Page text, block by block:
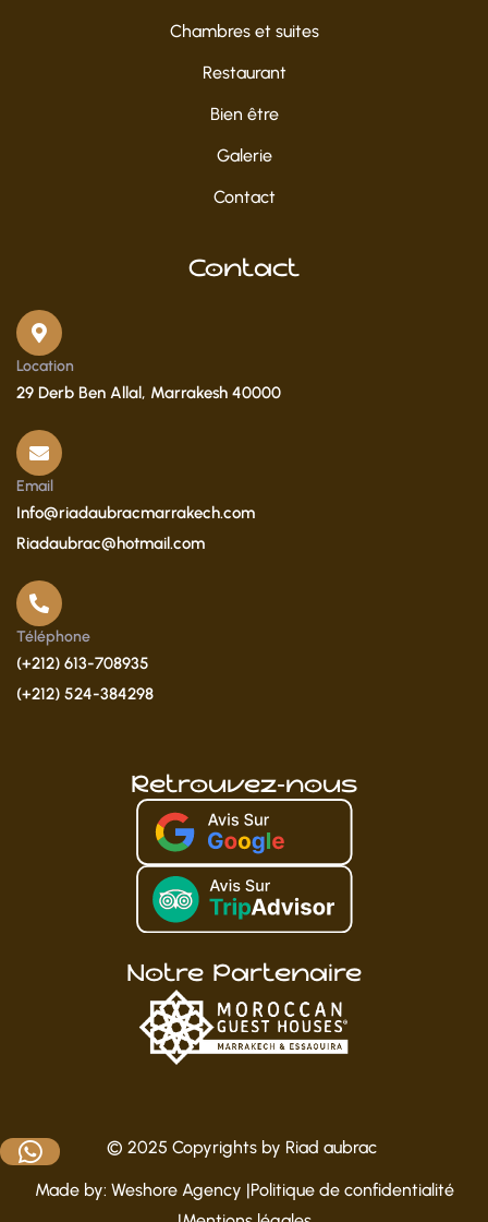
Chambres et suites
Restaurant
Bien être
Galerie
Contact
Contact
Location
29 Derb Ben Allal, Marrakesh 40000
Email
Info@riadaubracmarrakech.com
Riadaubrac@hotmail.com
Téléphone
(+212) 613-708935
(+212) 524-384298
Retrouvez-nous
Notre Partenaire
© 2025 Copyrights by Riad aubrac
Made by: Weshore Agency |Politique de confidentialité